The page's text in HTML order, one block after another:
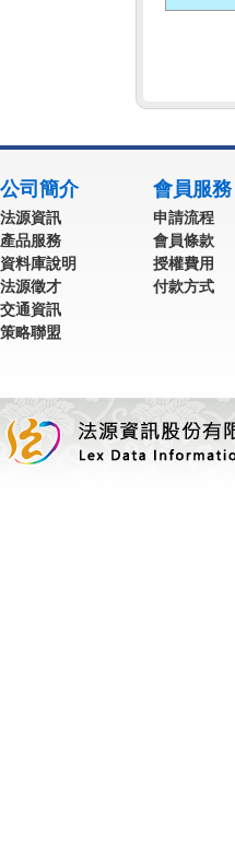
公司簡介
法源資訊
產品服務
資料庫說明
法源徵才
交通資訊
策略聯盟
會員服務
申請流程
會員條款
授權費用
付款方式